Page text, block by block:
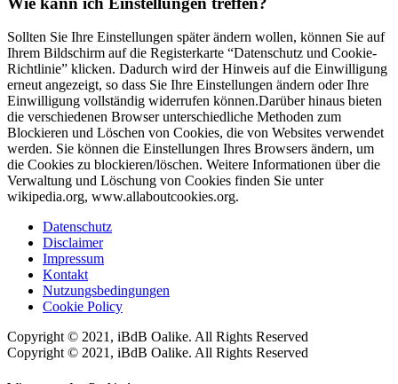
Sollten Sie Ihre Einstellungen später ändern wollen, können Sie auf
Ihrem Bildschirm auf die Registerkarte “Datenschutz und Cookie-
Richtlinie” klicken. Dadurch wird der Hinweis auf die Einwilligung
erneut angezeigt, so dass Sie Ihre Einstellungen ändern oder Ihre
Einwilligung vollständig widerrufen können.Darüber hinaus bieten
die verschiedenen Browser unterschiedliche Methoden zum
Blockieren und Löschen von Cookies, die von Websites verwendet
werden. Sie können die Einstellungen Ihres Browsers ändern, um
die Cookies zu blockieren/löschen. Weitere Informationen über die
Verwaltung und Löschung von Cookies finden Sie unter
wikipedia.org, www.allaboutcookies.org.
Datenschutz
Disclaimer
Impressum
Kontakt
Nutzungsbedingungen
Cookie Policy
Copyright © 2021, iBdB Oalike. All Rights Reserved
Copyright © 2021, iBdB Oalike. All Rights Reserved